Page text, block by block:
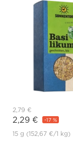
2,79 €
2,29 € -17 %
15 g (152,67 €/1 kg)